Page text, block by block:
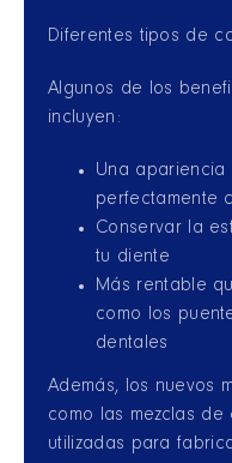
Diferentes tipos de
Algunos de los
incluyen:
Una
perfectamente
Conservar la
tu diente
Más rentable
como los
dentales
Además, los nuevos
como las mezclas
utilizadas para